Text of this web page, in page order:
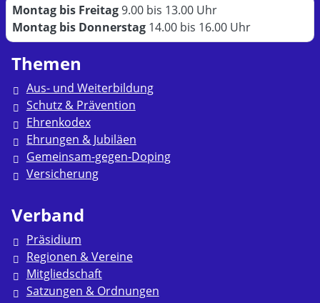
Montag bis Freitag9.00 bis 13.00 Uhr
Montag bis Donnerstag 14.00 bis 16.00 Uhr
Themen
Aus- und Weiterbildung
Schutz & Prävention
Ehrenkodex
Ehrungen & Jubiläen
Gemeinsam-gegen-Doping
Versicherung
Verband
Präsidium
Regionen & Vereine
Mitgliedschaft
Satzungen & Ordnungen